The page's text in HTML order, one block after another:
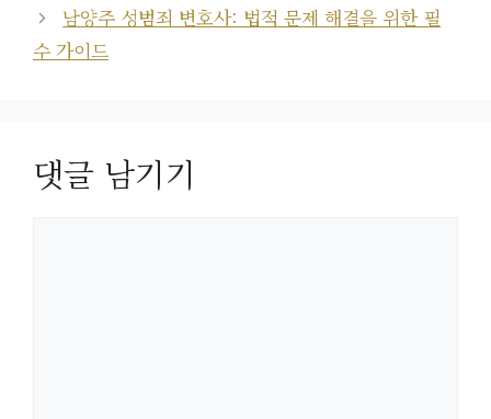
남양주 성범죄 변호사: 법적 문제 해결을 위한 필
수 가이드
댓글 남기기